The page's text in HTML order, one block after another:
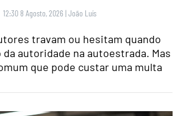
12:30 8 Agosto, 2026 |João Luís
travam ou hesitam quando
autoridade na autoestrada. Mas
que pode custar uma multa